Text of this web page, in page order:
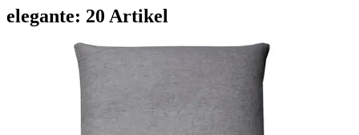
elegante: 20 Artikel